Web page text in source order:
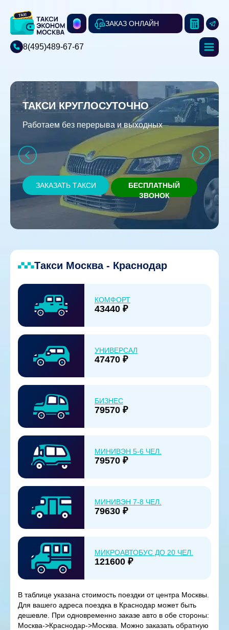
ЗАКАЗ ОНЛАЙН
8(495)489-67-67
ТАКСИ КРУГЛОСУТОЧНО
Работаем без перерыва и выходных
ЗАКАЗАТЬ ТАКСИ
БЕСПЛАТНЫЙ
ЗВОНОК
Такси Москва - Краснодар
КОМФОРТ
43440 ₽
УНИВЕРСАЛ
47470 ₽
БИЗНЕС
79570 ₽
МИНИВЭН 5-6 ЧЕЛ.
79570 ₽
МИНИВЭН 7-8 ЧЕЛ.
79630 ₽
МИКРОАВТОБУС ДО 20 ЧЕЛ.
121600 ₽
В таблице указана стоимость поездки от центра Москвы.
Для вашего адреса поездка в Краснодар может быть
дешевле. При одновременно заказе авто в обе стороны:
Москва->Краснодар->Москва. Можно заказать обратную